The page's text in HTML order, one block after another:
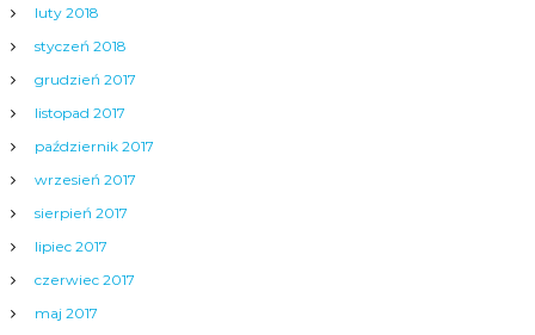
luty 2018
styczeń 2018
grudzień 2017
listopad 2017
październik 2017
wrzesień 2017
sierpień 2017
lipiec 2017
czerwiec 2017
maj 2017